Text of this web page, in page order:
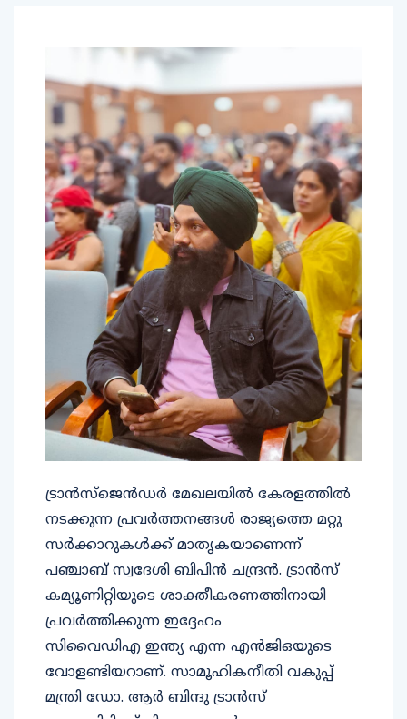
ട്രാന്‍സ്‌ജെന്‍ഡര്‍ മേഖലയില്‍ കേരളത്തില്‍
നടക്കുന്ന പ്രവര്‍ത്തനങ്ങള്‍ രാജ്യത്തെ മറ്റു
സര്‍ക്കാറുകള്‍ക്ക് മാതൃകയാണെന്ന്
പഞ്ചാബ് സ്വദേശി ബിപിന്‍ ചന്ദ്രന്‍. ട്രാന്‍സ്
കമ്യൂണിറ്റിയുടെ ശാക്തീകരണത്തിനായി
പ്രവര്‍ത്തിക്കുന്ന ഇദ്ദേഹം
സിവൈഡിഎ ഇന്ത്യ എന്ന എന്‍ജിഒയുടെ
വോളണ്ടിയറാണ്. സാമൂഹികനീതി വകുപ്പ്
മന്ത്രി ഡോ. ആര്‍ ബിന്ദു ട്രാന്‍സ്